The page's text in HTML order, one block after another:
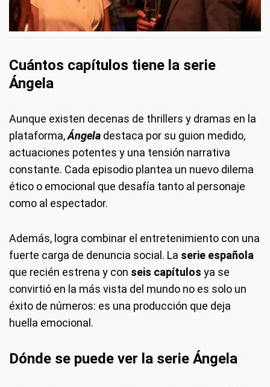
Cuántos capítulos tiene la serie
Ángela
Aunque existen decenas de thrillers y dramas en la
plataforma,Ángela destaca por su guion medido,
actuaciones potentes y una tensión narrativa
constante. Cada episodio plantea un nuevo dilema
ético o emocional que desafía tanto al personaje
como al espectador.
Además, logra combinar el entretenimiento con una
fuerte carga de denuncia social. La serie española
que recién estrena y con seis capítulos ya se
convirtió en la más vista del mundo no es solo un
éxito de números: es una producción que deja
huella emocional.
Dónde se puede ver la serie Ángela